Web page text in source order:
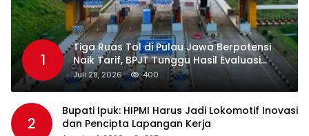
1
Tiga Ruas Tol di Pulau Jawa Berpotensi
Naik Tarif, BPJT Tunggu Hasil Evaluasi
Standar Pelayanan
Juli 28, 2026 400
2
Bupati Ipuk: HIPMI Harus Jadi Lokomotif Inovasi
dan Pencipta Lapangan Kerja